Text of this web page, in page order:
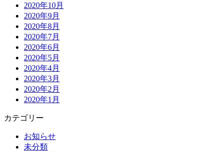
2020年10月
2020年9月
2020年8月
2020年7月
2020年6月
2020年5月
2020年4月
2020年3月
2020年2月
2020年1月
カテゴリー
お知らせ
未分類